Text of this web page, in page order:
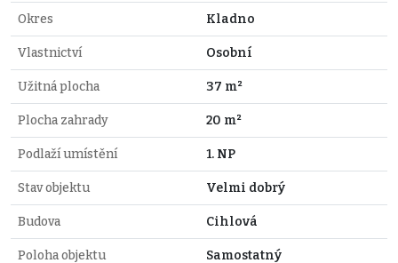
Okres Kladno
Vlastnictví Osobní
Užitná plocha 37 m²
Plocha zahrady 20 m²
Podlaží umístění 1. NP
Stav objektu Velmi dobrý
Budova Cihlová
Poloha objektu Samostatný